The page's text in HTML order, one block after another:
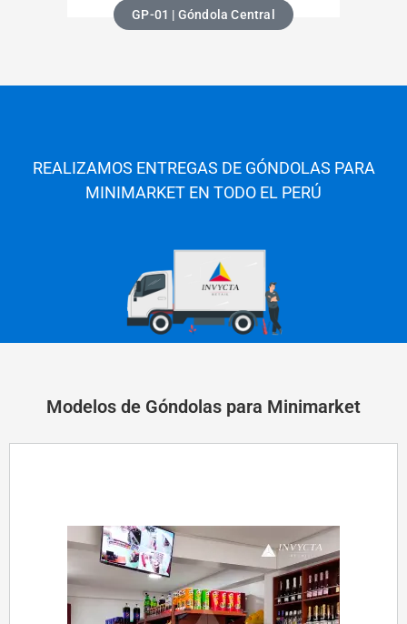
GP-01 | Góndola Central
REALIZAMOS ENTREGAS DE GÓNDOLAS PARA
MINIMARKET EN TODO EL PERÚ
Modelos de Góndolas para Minimarket